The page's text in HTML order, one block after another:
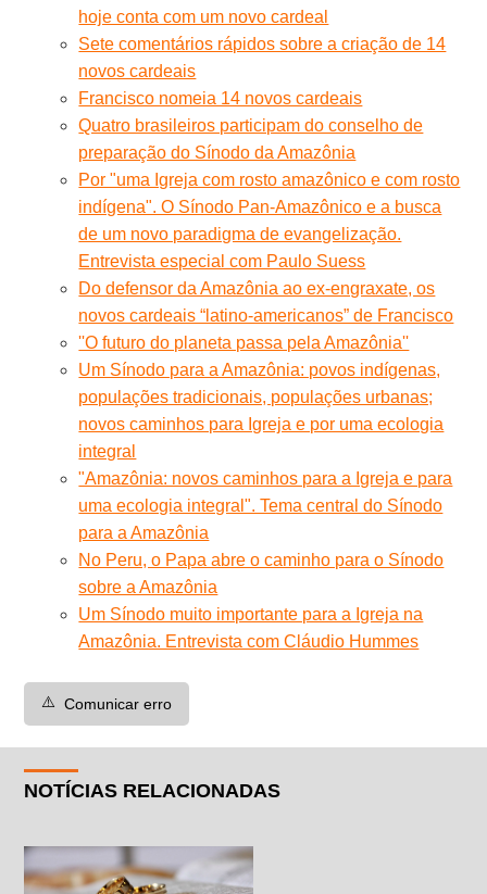
hoje conta com um novo cardeal
Sete comentários rápidos sobre a criação de 14
novos cardeais
Francisco nomeia 14 novos cardeais
Quatro brasileiros participam do conselho de
preparação do Sínodo da Amazônia
Por "uma Igreja com rosto amazônico e com rosto
indígena". O Sínodo Pan-Amazônico e a busca
de um novo paradigma de evangelização.
Entrevista especial com Paulo Suess
Do defensor da Amazônia ao ex-engraxate, os
novos cardeais “latino-americanos” de Francisco
''O futuro do planeta passa pela Amazônia''
Um Sínodo para a Amazônia: povos indígenas,
populações tradicionais, populações urbanas;
novos caminhos para Igreja e por uma ecologia
integral
"Amazônia: novos caminhos para a Igreja e para
uma ecologia integral". Tema central do Sínodo
para a Amazônia
No Peru, o Papa abre o caminho para o Sínodo
sobre a Amazônia
Um Sínodo muito importante para a Igreja na
Amazônia. Entrevista com Cláudio Hummes
⚠️ Comunicar erro
NOTÍCIAS RELACIONADAS